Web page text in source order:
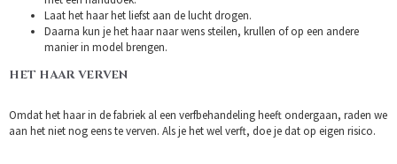
Laat het haar het liefst aan de lucht drogen.
Daarna kun je het haar naar wens steilen, krullen of op een andere
manier in model brengen.
HET HAAR VERVEN
Omdat het haar in de fabriek al een verfbehandeling heeft ondergaan, raden we
aan het niet nog eens te verven. Als je het wel verft, doe je dat op eigen risico.